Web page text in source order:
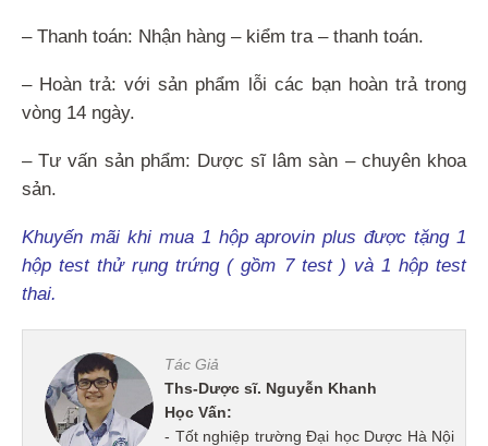
– Thanh toán: Nhận hàng – kiểm tra – thanh toán.
– Hoàn trả: với sản phẩm lỗi các bạn hoàn trả trong
vòng 14 ngày.
– Tư vấn sản phẩm: Dược sĩ lâm sàn – chuyên khoa
sản.
Khuyến mãi khi mua 1 hộp aprovin plus được tặng 1
hộp test thử rụng trứng ( gồm 7 test ) và 1 hộp test
thai.
Tác Giả
Ths-Dược sĩ. Nguyễn Khanh
Học Vấn:
- Tốt nghiệp trường Đại học Dược Hà Nội